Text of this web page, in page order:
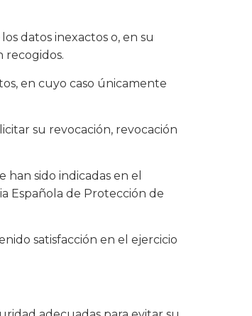
datos inexactos o, en su
recogidos.
en cuyo caso únicamente
su revocación, revocación
sido indicadas en el
Española de Protección de
satisfacción en el ejercicio